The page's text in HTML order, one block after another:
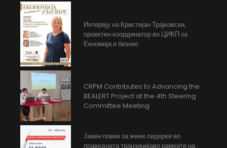
Интервју на Кристијан Трајковски,
проектен координатор во ЦИКП за
Екномија и бизнис
CRPM Contributes to Advancing the
BEALERT Project at the 4th Steering
Committee Meeting
Јавен повик за жени лидерки во
праведната транзицијаво рамките на